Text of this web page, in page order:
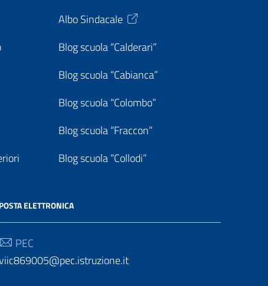
Albo Sindacale
Blog scuola “Calderari”
Blog scuola “Cabianca”
Blog scuola “Colombo”
Blog scuola “Fraccon”
Blog scuola “Collodi”
POSTA ELETTRONICA
PEC